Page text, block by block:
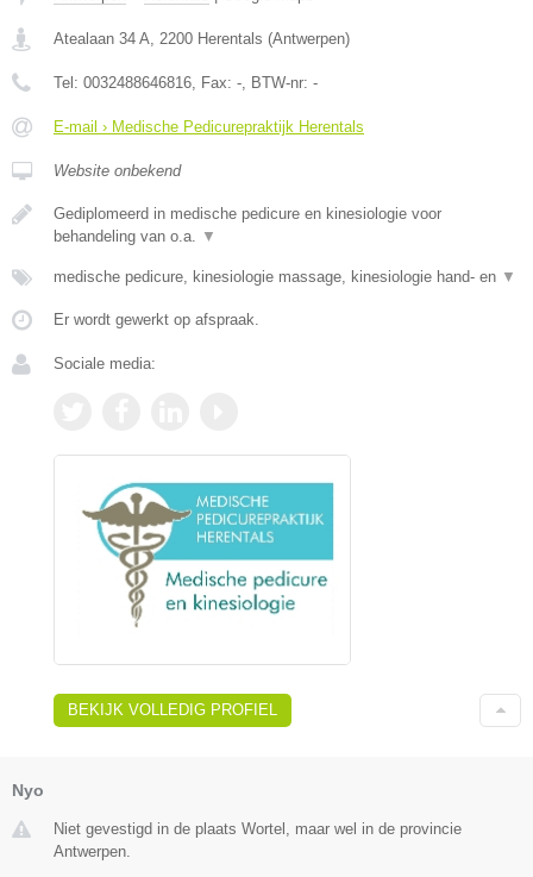
Atealaan 34 A, 2200 Herentals (Antwerpen)
Tel: 0032488646816, Fax: -, BTW-nr: -
E-mail › Medische Pedicurepraktijk Herentals
Website onbekend
Gediplomeerd in medische pedicure en kinesiologie voor
behandeling van o.a. ▼
medische pedicure, kinesiologie massage, kinesiologie hand- en ▼
Er wordt gewerkt op afspraak.
Sociale media:
BEKIJK VOLLEDIG PROFIEL
Nyo
Niet gevestigd in de plaats Wortel, maar wel in de provincie
Antwerpen.